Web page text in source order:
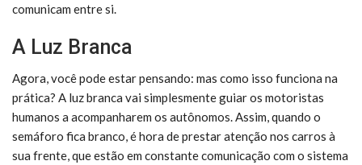
comunicam entre si.
A Luz Branca
Agora, você pode estar pensando: mas como isso funciona na
prática? A luz branca vai simplesmente guiar os motoristas
humanos a acompanharem os autônomos. Assim, quando o
semáforo fica branco, é hora de prestar atenção nos carros à
sua frente, que estão em constante comunicação com o sistema